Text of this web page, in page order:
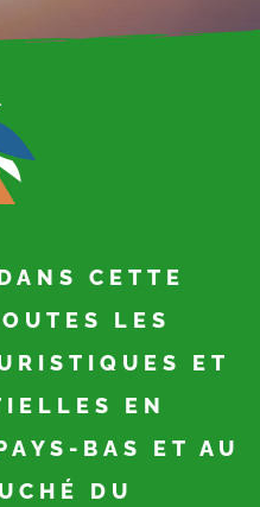
CETTE
LES
ET
EN
BAS ET AU
DU